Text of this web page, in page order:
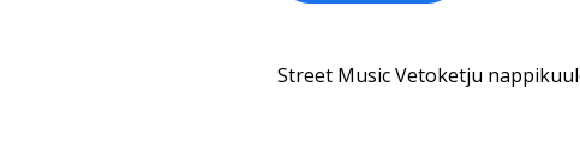
Street Music Vetoketju